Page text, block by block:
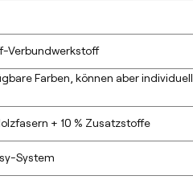
Verbundwerkstoff
Farben, können aber individuell
+ 10 % Zusatzstoffe
System